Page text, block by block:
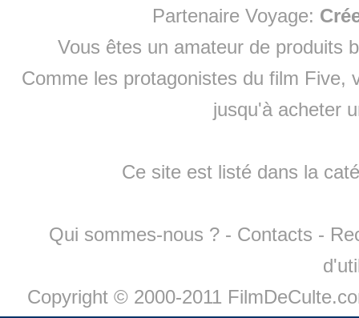
Partenaire Voyage:
Vous êtes un amateur de produits
Comme les protagonistes du film Five,
jusqu'à acheter
Ce site est listé dans la
Qui sommes-nous ? - Contacts -
Copyright © 2000-2011